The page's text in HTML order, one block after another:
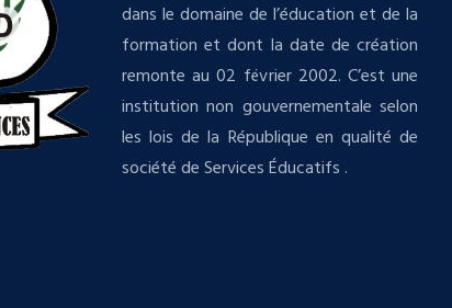
dans le domaine de l’éducation et de la
formation et dont la date de création
remonte au 02 février 2002. C’est une
institution non gouvernementale selon
les lois de la République en qualité de
société de Services Éducatifs .